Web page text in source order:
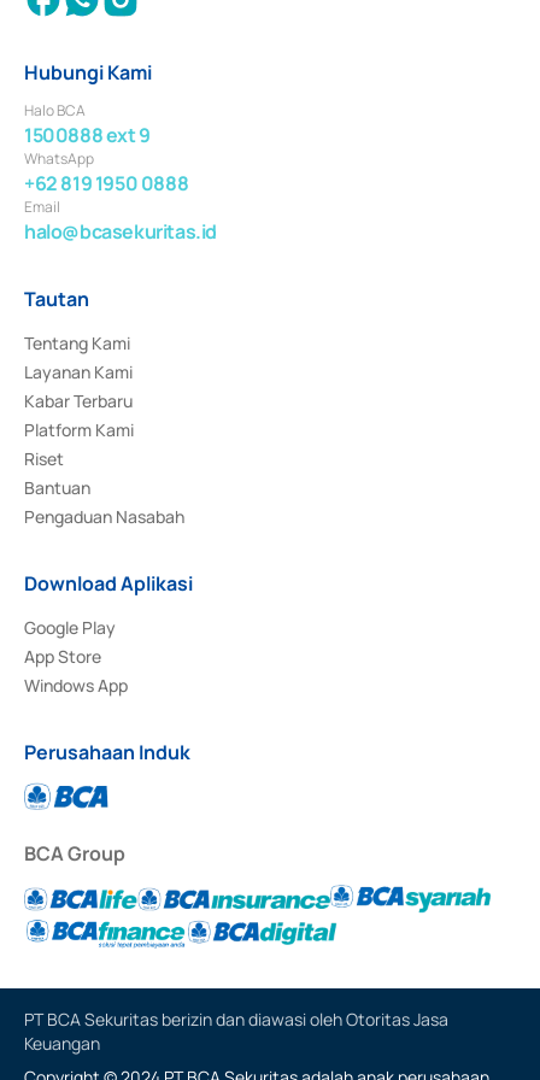
Hubungi Kami
Halo BCA
1500888 ext 9
WhatsApp
+62 819 1950 0888
Email
halo@bcasekuritas.id
Tautan
Tentang Kami
Layanan Kami
Kabar Terbaru
Platform Kami
Riset
Bantuan
Pengaduan Nasabah
Download Aplikasi
Google Play
App Store
Windows App
Perusahaan Induk
BCA Group
PT BCA Sekuritas berizin dan diawasi oleh Otoritas Jasa
Keuangan